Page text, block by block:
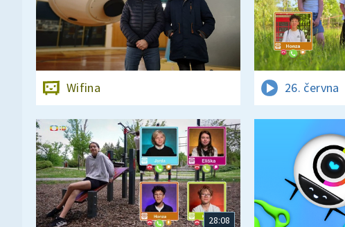
Wifina 26. června
28:08